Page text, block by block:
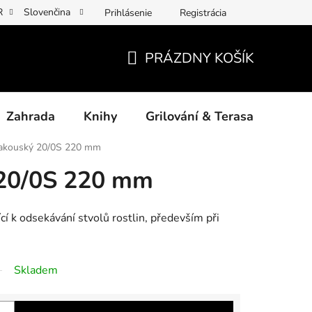
osobních údajů Povinné informace a odkazy ÚKZÚZ
Slovenčina Prihlásenie Registrácia
KOŠÍK
PRÁZDNY KOŠÍK
Zahrada Knihy Grilování & Terasa
20/0S 220 mm
0S 220 mm
k odsekávání stvolů rostlin, především při
Skladem